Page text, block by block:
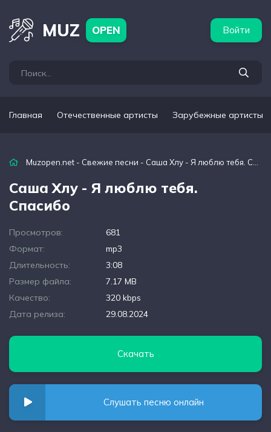
MUZ OPEN Войти
Главная Отечественные артисты Зарубежные артисты
Muzopen.net - Свежие песни - Саша Хлу - Я люблю тебя. Спасибо
Саша Хлу - Я люблю тебя.
Спасибо
Просмотров:
681
Формат:
mp3
Длительность:
3:08
Размер файла:
7.17 MB
Качество:
320 kbps
Дата релиза:
29.08.2024
Скачать
Слушать песню онлайн
артисты Популярные подборки